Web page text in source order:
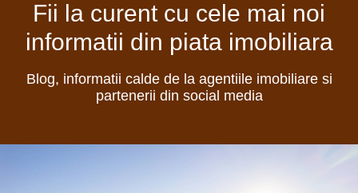
Fii la curent cu cele mai noi
informatii din piata imobiliara
Blog, informatii calde de la agentiile imobiliare si
partenerii din social media